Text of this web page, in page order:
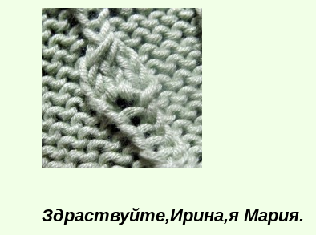
Здраствуйте,Ирина,я Мария.